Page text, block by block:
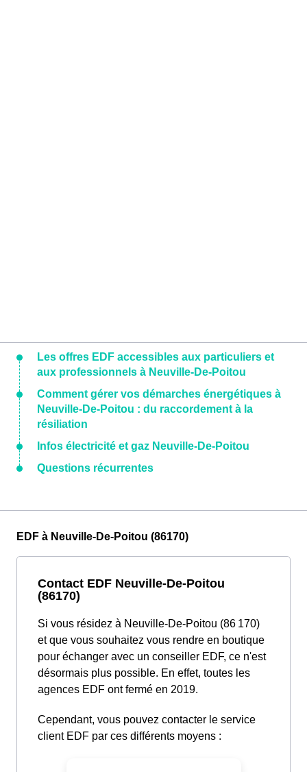
Les offres EDF accessibles aux particuliers et
aux professionnels à Neuville-De-Poitou
Comment gérer vos démarches énergétiques à
Neuville-De-Poitou : du raccordement à la
résiliation
Infos électricité et gaz Neuville-De-Poitou
Questions récurrentes
EDF à Neuville-De-Poitou (86170)
Contact EDF Neuville-De-Poitou
(86170)
Si vous résidez à Neuville-De-Poitou (86 170)
et que vous souhaitez vous rendre en boutique
pour échanger avec un conseiller EDF, ce n'est
désormais plus possible. En effet, toutes les
agences EDF ont fermé en 2019.
Cependant, vous pouvez contacter le service
client EDF par ces différents moyens :